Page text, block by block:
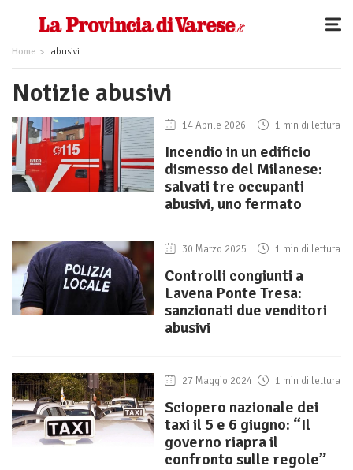
Home abusivi
Notizie abusivi
14 Aprile 2026 1 min di lettura
Incendio in un edificio
dismesso del Milanese:
salvati tre occupanti
abusivi, uno fermato
30 Marzo 2025 1 min di lettura
Controlli congiunti a
Lavena Ponte Tresa:
sanzionati due venditori
abusivi
27 Maggio 2024 1 min di lettura
Sciopero nazionale dei
taxi il 5 e 6 giugno: “Il
governo riapra il
confronto sulle regole”